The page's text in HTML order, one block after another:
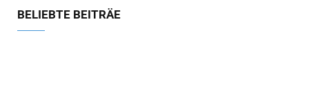
BELIEBTE BEITRÄE